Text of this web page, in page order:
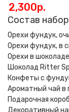
2,300p.
Состав
Орехи фундук,
Орехи фундук, в
Орехи в шоколаде
Шоколад Ritter
Конфеты с
Ароматный чай в
Подарочная
Декоративный